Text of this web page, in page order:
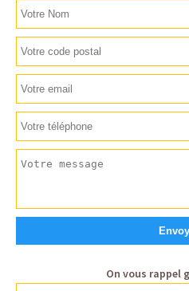
On vous rappel